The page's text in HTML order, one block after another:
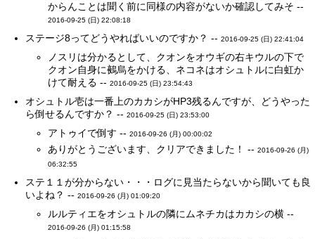
からんことは聞く前に同様の内容がないか確認してみそ --
2016-09-25 (日) 22:08:18
ステージ8ってどうやればいいのですか？ --2016-09-25 (日) 22:41:04
ノスリは分かるとして、クオンをオウギの右キウルの下で
クオン自身に鵺烏をかける、ネコネはオシュトルに白虹か
けて耐える --2016-09-25 (日) 23:54:43
オシュトル壱は一番上のカカシがHP3残るんですが、どうやった
ら倒せるんですか？ --2016-09-25 (日) 23:53:00
アトゥイで倒す --2016-09-26 (月) 00:00:02
ありがとうございます、クリアできました！ --2016-09-26 (月)
06:32:55
ステ１１が分からない・・・ログに見当たらないから聞いても良
いよね？ --2016-09-26 (月) 01:09:20
ルルティエをオシュトルの隣にムネチカはカカシの横 --
2016-09-26 (月) 01:15:58